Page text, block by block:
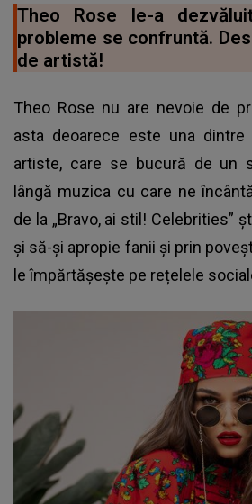
Theo Rose le-a
probleme se confruntă.
de artistă!
Theo Rose nu are nevoie de
asta deoarece este una
artiste, care se bucură de un
lângă muzica cu care ne
de la „Bravo, ai stil! Celebrities”
și să-și apropie fanii și prin
le împărtășește pe rețelele